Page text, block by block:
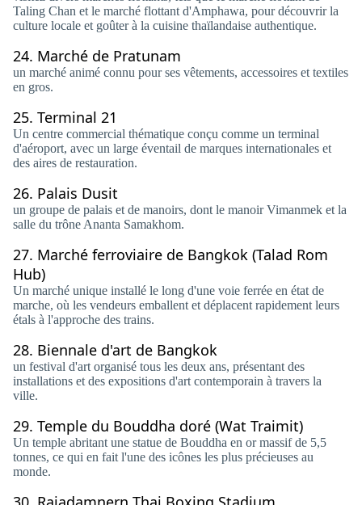
Taling Chan et le marché flottant d'Amphawa, pour découvrir la
culture locale et goûter à la cuisine thaïlandaise authentique.
24. Marché de Pratunam
un marché animé connu pour ses vêtements, accessoires et textiles
en gros.
25. Terminal 21
Un centre commercial thématique conçu comme un terminal
d'aéroport, avec un large éventail de marques internationales et
des aires de restauration.
26. Palais Dusit
un groupe de palais et de manoirs, dont le manoir Vimanmek et la
salle du trône Ananta Samakhom.
27. Marché ferroviaire de Bangkok (Talad Rom
Hub)
Un marché unique installé le long d'une voie ferrée en état de
marche, où les vendeurs emballent et déplacent rapidement leurs
étals à l'approche des trains.
28. Biennale d'art de Bangkok
un festival d'art organisé tous les deux ans, présentant des
installations et des expositions d'art contemporain à travers la
ville.
29. Temple du Bouddha doré (Wat Traimit)
Un temple abritant une statue de Bouddha en or massif de 5,5
tonnes, ce qui en fait l'une des icônes les plus précieuses au
monde.